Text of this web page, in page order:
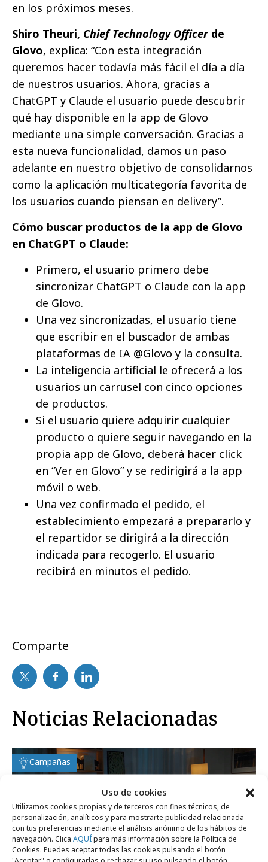
Uso de cookies
Utilizamos cookies propias y de terceros con fines técnicos, de
personalización, analíticos y para mostrarte publicidad relacionada
con tus preferencias mediante el análisis anónimo de los hábitos de
navegación. Clica AQUÍpara más información sobre la Política de
Cookies. Puedes aceptar todas las cookies pulsando el botón
en los próximos meses.
Shiro Theuri, Chief Technology Officerde
Glovo, explica: “Con esta integración
queremos hacer todavía más fácil el día a día
de nuestros usuarios. Ahora, gracias a
ChatGPT y Claude el usuario puede descubrir
qué hay disponible en la app de Glovo
mediante una simple conversación. Gracias a
esta nueva funcionalidad, damos un paso
adelante en nuestro objetivo de consolidarnos
como la aplicación multicategoría favorita de
los usuarios cuando piensan en delivery”.
Cómo buscar productos de la app de Glovo
en ChatGPT o Claude:
Primero, el usuario primero debe
sincronizar ChatGPT o Claude con la app
de Glovo.
Una vez sincronizadas, el usuario tiene
que escribir en el buscador de ambas
plataformas de IA @Glovo y la consulta.
La inteligencia artificial le ofrecerá a los
usuarios un carrusel con cinco opciones
de productos.
Si el usuario quiere adquirir cualquier
producto o quiere seguir navegando en la
propia app de Glovo, deberá hacer click
en “Ver en Glovo” y se redirigirá a la app
móvil o web.
Una vez confirmado el pedido, el
establecimiento empezará a prepararlo y
el repartidor se dirigirá a la dirección
indicada para recogerlo. El usuario
recibirá en minutos el pedido.
Comparte
Noticias Relacionadas
Campañas